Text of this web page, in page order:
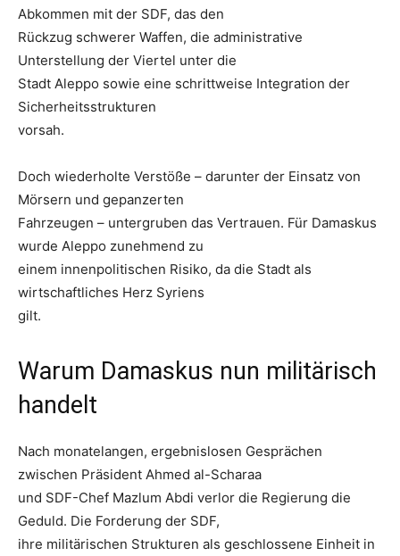
Abkommen mit der SDF, das den
Rückzug schwerer Waffen, die administrative
Unterstellung der Viertel unter die
Stadt Aleppo sowie eine schrittweise Integration der
Sicherheitsstrukturen
vorsah.
Doch wiederholte Verstöße – darunter der Einsatz von
Mörsern und gepanzerten
Fahrzeugen – untergruben das Vertrauen. Für Damaskus
wurde Aleppo zunehmend zu
einem innenpolitischen Risiko, da die Stadt als
wirtschaftliches Herz Syriens
gilt.
Warum Damaskus nun militärisch
handelt
Nach monatelangen, ergebnislosen Gesprächen
zwischen Präsident Ahmed al-Scharaa
und SDF-Chef Mazlum Abdi verlor die Regierung die
Geduld. Die Forderung der SDF,
ihre militärischen Strukturen als geschlossene Einheit in